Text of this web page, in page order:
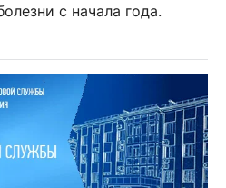
с начала года.